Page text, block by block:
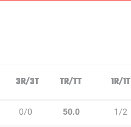
3R/3T TR/TT 1R/1T
0/0 50.0 1/2